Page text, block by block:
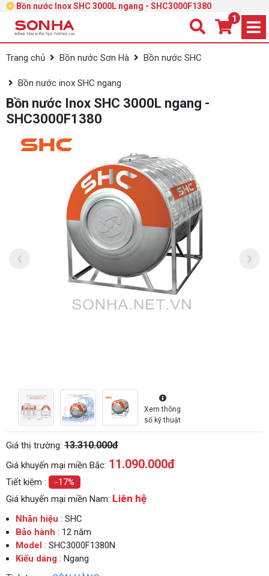
Bồn nước Inox SHC 3000L ngang - SHC3000F1380
1
Trang chủ Bồn nước Sơn Hà Bồn nước SHC
Bồn nước inox SHC ngang
Bồn nước Inox SHC 3000L ngang -
SHC3000F1380
Xem thông
số kỹ thuật
Giá thị trường: 13.310.000đ
Giá khuyến mại miền Bắc: 11.090.000đ
Tiết kiệm :
-17%
Giá khuyến mại miền Nam: Liên hệ
Nhãn hiệu : SHC
Bảo hành : 12 năm
Model : SHC3000F1380N
Kiểu dáng : Ngang